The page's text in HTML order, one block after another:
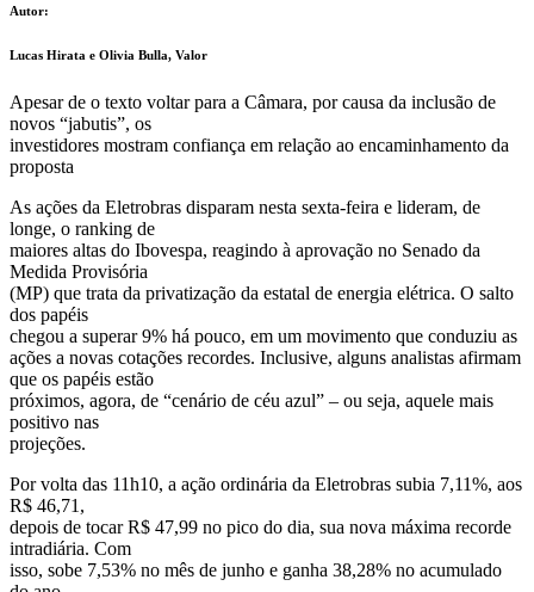
Autor:
Lucas Hirata e Olivia Bulla, Valor
Apesar de o texto voltar para a Câmara, por causa da inclusão de
novos “jabutis”, os
investidores mostram confiança em relação ao encaminhamento da
proposta
As ações da Eletrobras disparam nesta sexta-feira e lideram, de
longe, o ranking de
maiores altas do Ibovespa, reagindo à aprovação no Senado da
Medida Provisória
(MP) que trata da privatização da estatal de energia elétrica. O salto
dos papéis
chegou a superar 9% há pouco, em um movimento que conduziu as
ações a novas cotações recordes. Inclusive, alguns analistas afirmam
que os papéis estão
próximos, agora, de “cenário de céu azul” – ou seja, aquele mais
positivo nas
projeções.
Por volta das 11h10, a ação ordinária da Eletrobras subia 7,11%, aos
R$ 46,71,
depois de tocar R$ 47,99 no pico do dia, sua nova máxima recorde
intradiária. Com
isso, sobe 7,53% no mês de junho e ganha 38,28% no acumulado